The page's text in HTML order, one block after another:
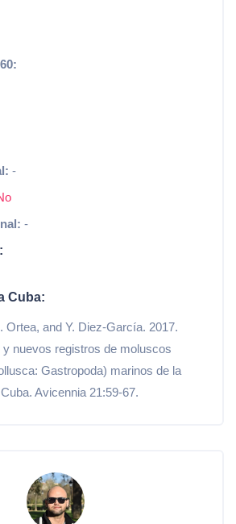
-
-
Cuba:
Ortea, and Y. Diez-García. 2017.
nuevos registros de moluscos
Gastropoda) marinos de la
Avicennia 21:59-67.